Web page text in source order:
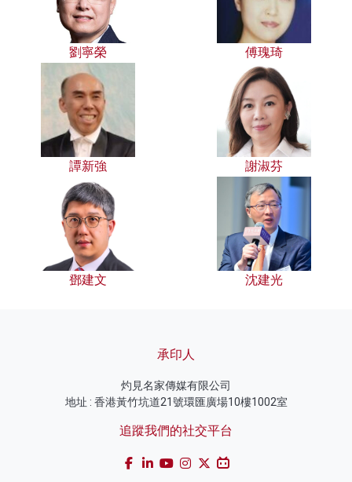
劉寧榮 傅瑰琦
譚新強 謝淑芬
鄧建文 沈建光
承印人
灼見名家傳媒有限公司
地址 : 香港黃竹坑道21號環匯廣場10樓1002室
追蹤我們的社交平台